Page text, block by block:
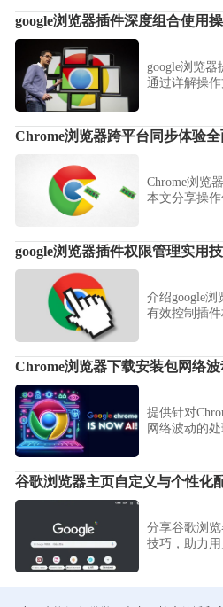
google浏览器插件深度组合使用
google浏览器
通过详解操
Chrome浏览器跨平台同步体验全
Chrome浏览
本文分享操
google浏览器插件权限管理实用
介绍google浏
有效控制插件
Chrome浏览器下载安装包网络
提供针对
网络波动的
谷歌浏览器主页自定义与个性化
分享谷歌浏
技巧，助力用